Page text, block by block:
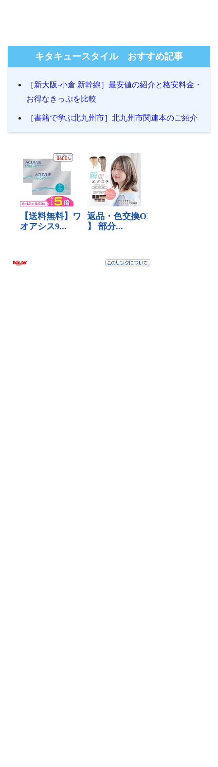
キタキュースタイル おすすめ記事
［新大阪-小倉 新幹線］最安値の紹介と格安料金・
お得なきっぷを比較
［書籍で学ぶ北九州市］北九州市関連本のご紹介